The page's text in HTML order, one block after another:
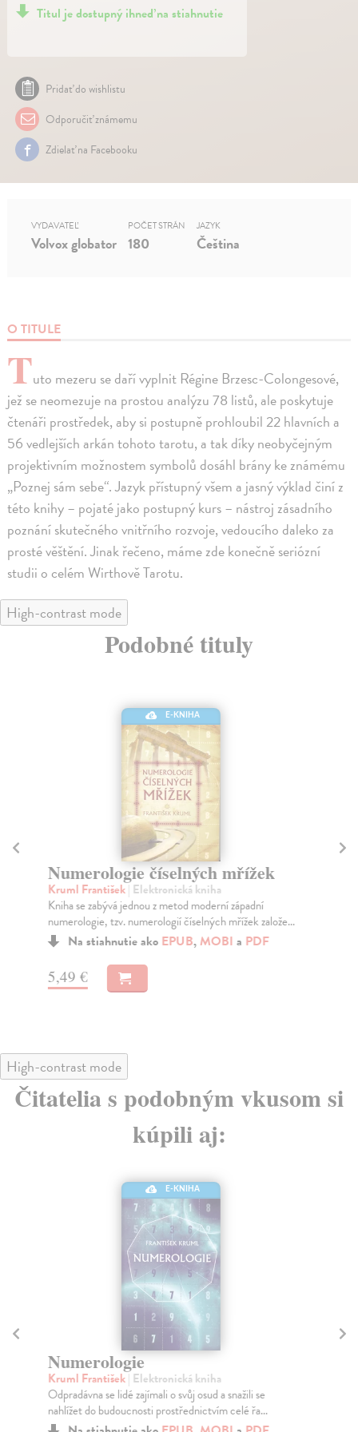
Titul je dostupný ihneď na stiahnutie
Pridať do wishlistu
Odporučiť známemu
Zdielať na Facebooku
O TITULE
Tuto mezeru se daří vyplnit Régine Brzesc-Colongesové,
jež se neomezuje na prostou analýzu 78 listů, ale poskytuje
čtenáři prostředek, aby si postupně prohloubil 22 hlavních a
56 vedlejších arkán tohoto tarotu, a tak díky neobyčejným
projektivním možnostem symbolů dosáhl brány ke známému
„Poznej sám sebe“. Jazyk přístupný všem a jasný výklad činí z
této knihy – pojaté jako postupný kurs – nástroj zásadního
poznání skutečného vnitřního rozvoje, vedoucího daleko za
prosté věštění. Jinak řečeno, máme zde konečně seriózní
studii o celém Wirthově Tarotu.
VYDAVATEĽ
Volvox globator
POČET STRÁN
180
JAZYK
Čeština
High-contrast mode
Podobné tituly
E-KNIHA
Numerologie číselných mřížek
Kruml František| Elektronická kniha
Kniha se zabývá jednou z metod moderní západní
numerologie, tzv. numerologií číselných mřížek založe...
Na stiahnutie ako EPUB,MOBI a PDF
5,49 €
High-contrast mode
Čitatelia s podobným vkusom si
kúpili aj:
E-KNIHA
Numerologie
Kruml František| Elektronická kniha
Odpradávna se lidé zajímali o svůj osud a snažili se
nahlížet do budoucnosti prostřednictvím celé řa...